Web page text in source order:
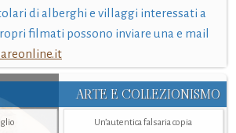
di alberghi e villaggi interessati a
filmati possono inviare una e mail
ARTE E COLLEZIONISMO
Un’autentica falsaria copia